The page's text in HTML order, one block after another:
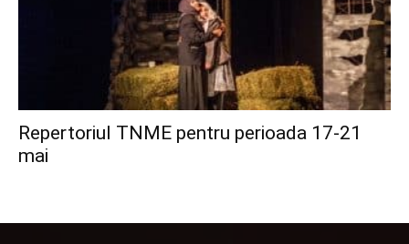
Repertoriul TNME pentru perioada 17-21
mai